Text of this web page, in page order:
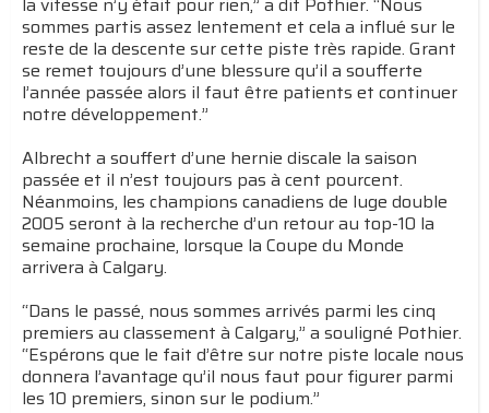
sommes partis assez lentement et cela a influé sur le
reste de la descente sur cette piste très rapide. Grant
se remet toujours d’une blessure qu’il a soufferte
l’année passée alors il faut être patients et continuer
notre développement.”
Albrecht a souffert d’une hernie discale la saison
passée et il n’est toujours pas à cent pourcent.
Néanmoins, les champions canadiens de luge double
2005 seront à la recherche d’un retour au top-10 la
semaine prochaine, lorsque la Coupe du Monde
arrivera à Calgary.
“Dans le passé, nous sommes arrivés parmi les cinq
premiers au classement à Calgary,” a souligné Pothier.
“Espérons que le fait d’être sur notre piste locale nous
donnera l’avantage qu’il nous faut pour figurer parmi
les 10 premiers, sinon sur le podium.”